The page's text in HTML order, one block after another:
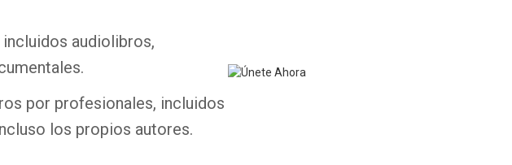
audiolibros,
por profesionales, incluidos
los propios autores.